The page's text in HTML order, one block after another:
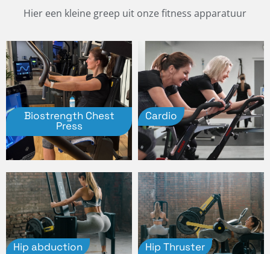
Hier een kleine greep uit onze fitness apparatuur
Biostrength Chest
Press
Cardio
Hip abduction Hip Thruster